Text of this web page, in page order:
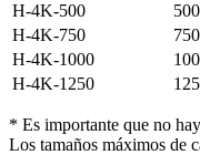
H-4K-500
H-4K-750
H-4K-1000
H-4K-1250
* Es importante que no
Los tamaños máximos de